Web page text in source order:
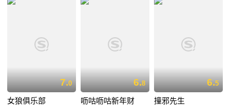
7.0
女狼俱乐部
6.8
呖咕呖咕新年财
6.5
撞邪先生